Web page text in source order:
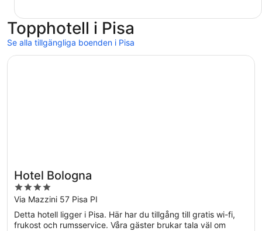
Topphotell i Pisa
Se alla tillgängliga boenden i Pisa
Hotel Bologna
4
out
of
5
Via Mazzini 57 Pisa PI
Detta hotell ligger i Pisa. Här har du tillgång till gratis wi-fi,
frukost och rumsservice. Våra gäster brukar tala väl om
Öppnas i ett nytt fönster
Hotel Bologna